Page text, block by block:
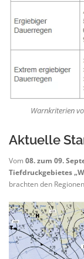
Warnkriterien
Aktuelle
Vom 08. zum 09.
Tiefdruckgebietes
brachten den